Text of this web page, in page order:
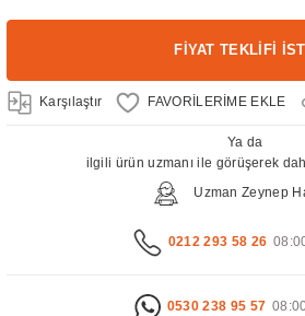
FİYAT TEKLİFİ
Karşılaştır
Ya da
ilgili ürün uzmanı ile görüşerek
Uzman Zeynep
0212 293 58 26
0530 238 95 57